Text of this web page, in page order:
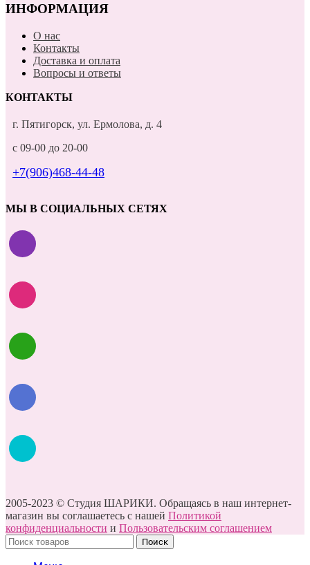
ИНФОРМАЦИЯ
О нас
Контакты
Доставка и оплата
Вопросы и ответы
КОНТАКТЫ
г. Пятигорск, ул. Ермолова, д. 4
с 09-00 до 20-00
+7(906)468-44-48
МЫ В СОЦИАЛЬНЫХ СЕТЯХ
2005-2023 © Студия ШАРИКИ. Обращаясь в наш интернет-
магазин вы соглашаетесь с нашей Политикой
конфиденциальности и Пользовательским соглашением
Поиск